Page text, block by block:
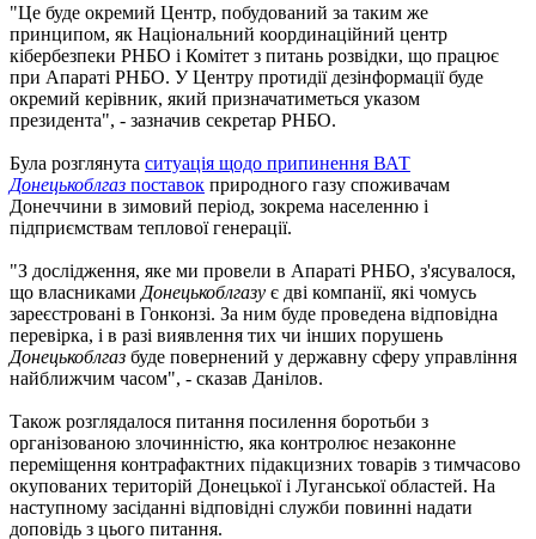
"Це буде окремий Центр, побудований за таким же
принципом, як Національний координаційний центр
кібербезпеки РНБО і Комітет з питань розвідки, що працює
при Апараті РНБО. У Центру протидії дезінформації буде
окремий керівник, який призначатиметься указом
президента", - зазначив секретар РНБО.
Була розглянута ситуація щодо припинення ВАТ
Донецькоблгаз поставок природного газу споживачам
Донеччини в зимовий період, зокрема населенню і
підприємствам теплової генерації.
"З дослідження, яке ми провели в Апараті РНБО, з'ясувалося,
що власниками Донецькоблгазу є дві компанії, які чомусь
зареєстровані в Гонконзі. За ним буде проведена відповідна
перевірка, і в разі виявлення тих чи інших порушень
Донецькоблгаз буде повернений у державну сферу управління
найближчим часом", - сказав Данілов.
Також розглядалося питання посилення боротьби з
організованою злочинністю, яка контролює незаконне
переміщення контрафактних підакцизних товарів з тимчасово
окупованих територій Донецької і Луганської областей. На
наступному засіданні відповідні служби повинні надати
доповідь з цього питання.